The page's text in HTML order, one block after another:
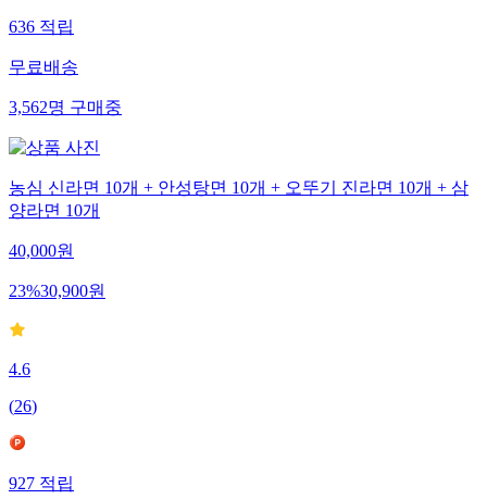
636적립
무료배송
3,562명구매중
농심 신라면 10개 + 안성탕면 10개 + 오뚜기 진라면 10개 + 삼
양라면 10개
40,000원
23%30,900원
4.6
(26)
927적립